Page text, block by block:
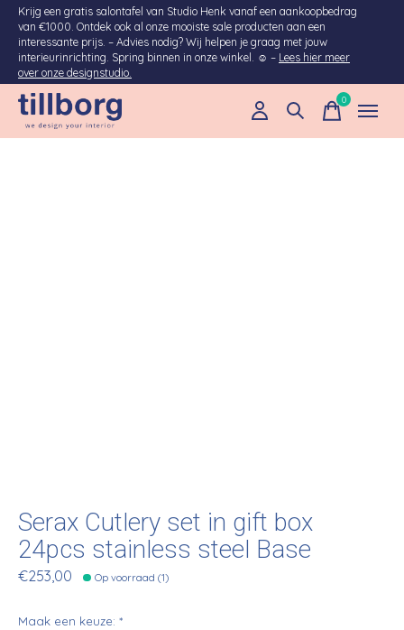
Krijg een gratis salontafel van Studio Henk vanaf een aankoopbedrag
van €1000. Ontdek ook al onze mooiste sale producten aan een
interessante prijs. – Advies nodig? Wij helpen je graag met jouw
interieurinrichting. Spring binnen in onze winkel. ☺ – Lees hier meer
over onze designstudio.
0items
Serax Cutlery set in gift box
24pcs stainless steel Base
€253,00 Op voorraad (1)
Maak een keuze: *